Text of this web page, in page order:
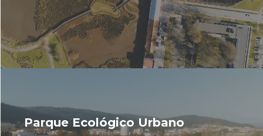
Parque Ecológico Urbano